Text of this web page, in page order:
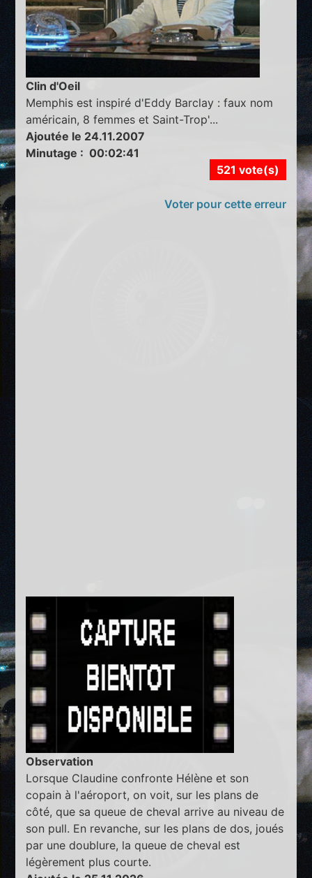
Clin d'Oeil
Memphis est inspiré d'Eddy Barclay : faux nom
américain, 8 femmes et Saint-Trop'...
Ajoutée le 24.11.2007
Minutage : 00:02:41
521 vote(s)
Voter pour cette erreur
Observation
Lorsque Claudine confronte Hélène et son
copain à l'aéroport, on voit, sur les plans de
côté, que sa queue de cheval arrive au niveau de
son pull. En revanche, sur les plans de dos, joués
par une doublure, la queue de cheval est
légèrement plus courte.